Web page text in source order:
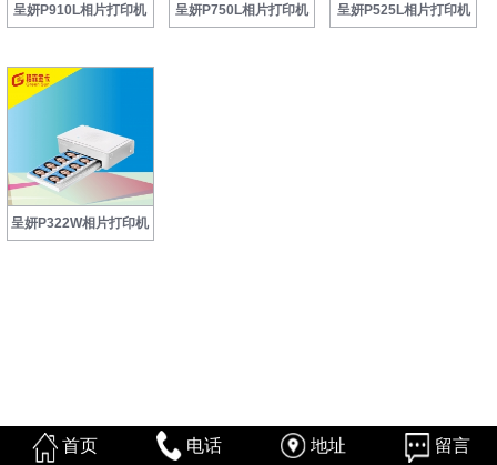
呈妍P910L相片打印机 呈妍P750L相片打印机 呈妍P525L相片打印机
呈妍P322W相片打印机
首页 电话 地址 留言